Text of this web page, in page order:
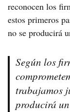
reconocen los
estos primeros
no se producirá
Según los
trabajamos
producirá